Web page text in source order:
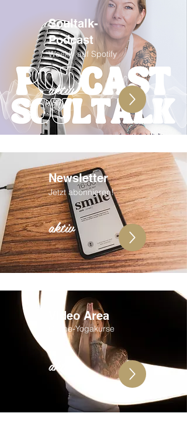
Soultalk-
Podcast
Weekly auf Spotify
aktiv
Newsletter
Jetzt abonnieren!
aktiv
Video Area
Offline-Yogakurse
aktiv